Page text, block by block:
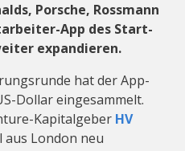
Porsche, Rossmann
App des Start-
expandieren.
hat der App-
Dollar eingesammelt.
Kapitalgeber HV
London neu